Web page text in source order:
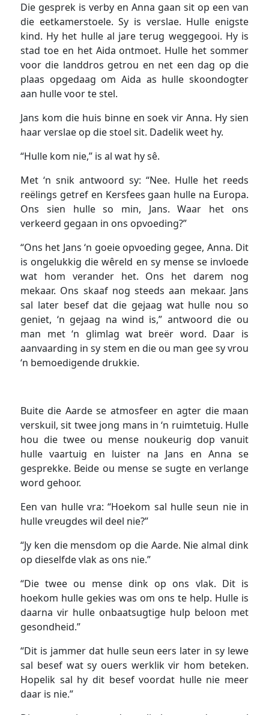
Die gesprek is verby en Anna gaan sit op een van
die eetkamerstoele. Sy is verslae. Hulle enigste
kind. Hy het hulle al jare terug weggegooi. Hy is
stad toe en het Aida ontmoet. Hulle het sommer
voor die landdros getrou en net een dag op die
plaas opgedaag om Aida as hulle skoondogter
aan hulle voor te stel.
Jans kom die huis binne en soek vir Anna. Hy sien
haar verslae op die stoel sit. Dadelik weet hy.
“Hulle kom nie,” is al wat hy sê.
Met ‘n snik antwoord sy: “Nee. Hulle het reeds
reëlings getref en Kersfees gaan hulle na Europa.
Ons sien hulle so min, Jans. Waar het ons
verkeerd gegaan in ons opvoeding?”
“Ons het Jans ‘n goeie opvoeding gegee, Anna. Dit
is ongelukkig die wêreld en sy mense se invloede
wat hom verander het. Ons het darem nog
mekaar. Ons skaaf nog steeds aan mekaar. Jans
sal later besef dat die gejaag wat hulle nou so
geniet, ‘n gejaag na wind is,” antwoord die ou
man met ‘n glimlag wat breër word. Daar is
aanvaarding in sy stem en die ou man gee sy vrou
‘n bemoedigende drukkie.
Buite die Aarde se atmosfeer en agter die maan
verskuil, sit twee jong mans in ‘n ruimtetuig. Hulle
hou die twee ou mense noukeurig dop vanuit
hulle vaartuig en luister na Jans en Anna se
gesprekke. Beide ou mense se sugte en verlange
word gehoor.
Een van hulle vra: “Hoekom sal hulle seun nie in
hulle vreugdes wil deel nie?”
“Jy ken die mensdom op die Aarde. Nie almal dink
op dieselfde vlak as ons nie.”
“Die twee ou mense dink op ons vlak. Dit is
hoekom hulle gekies was om ons te help. Hulle is
daarna vir hulle onbaatsugtige hulp beloon met
gesondheid.”
“Dit is jammer dat hulle seun eers later in sy lewe
sal besef wat sy ouers werklik vir hom beteken.
Hopelik sal hy dit besef voordat hulle nie meer
daar is nie.”